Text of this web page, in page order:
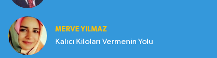
MERVE YILMAZ
Kalıcı Kiloları Vermenin Yolu